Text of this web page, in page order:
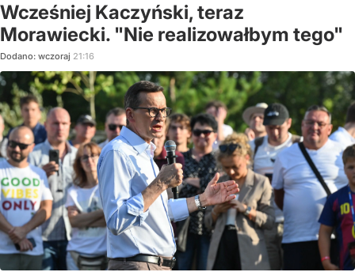
Wcześniej Kaczyński, teraz
Morawiecki. "Nie realizowałbym tego"
Dodano: wczoraj 21:16